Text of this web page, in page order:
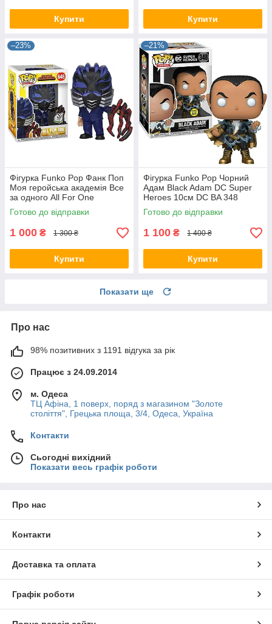
Купити Купити
–23%
Фігурка Funko Pop Фанк Поп
Моя геройська академія Все
за одного All For One
Exclusive 10 см Anime MHA
AF 646
Готово до відправки
1 000 ₴ 1 300 ₴
Купити
–21%
Фігурка Funko Pop Чорний
Адам Black Adam DC Super
Heroes 10см DC BA 348
Готово до відправки
1 100 ₴ 1 400 ₴
Купити
Показати ще
Про нас
98% позитивних з 1191 відгука за рік
Працює з 24.09.2014
м. Одеса
ТЦ Афіна, 1 поверх, поряд з магазином "Золоте
століття", Грецька площа, 3/4, Одеса, Україна
Контакти
Сьогодні вихідний
Показати весь графік роботи
Про нас
Контакти
Доставка та оплата
Графік роботи